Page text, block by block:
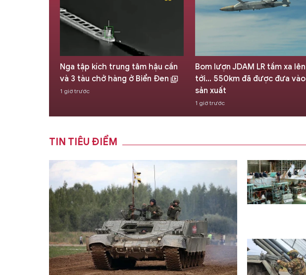
Nga tập kích trung tâm hậu cần
và 3 tàu chở hàng ở Biển Đen
1 giờ trước
Bom lượn JDAM LR tầm xa lên
tới... 550km đã được đưa vào
sản xuất
1 giờ trước
TIN TIÊU ĐIỂM